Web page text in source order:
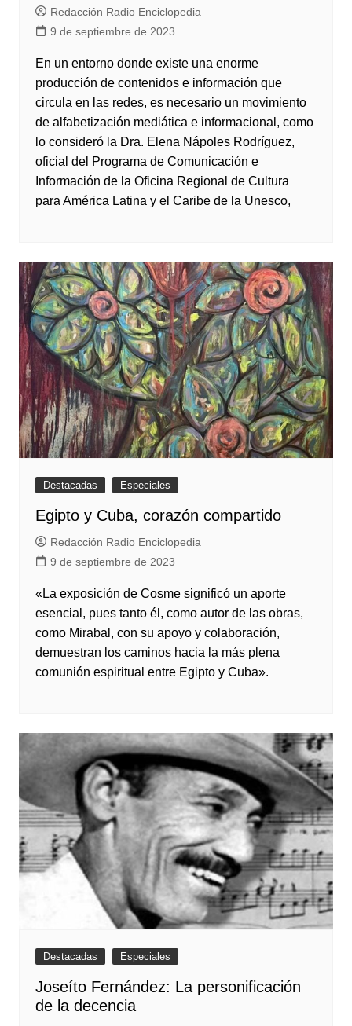
Redacción Radio Enciclopedia
9 de septiembre de 2023
En un entorno donde existe una enorme
producción de contenidos e información que
circula en las redes, es necesario un movimiento
de alfabetización mediática e informacional, como
lo consideró la Dra. Elena Nápoles Rodríguez,
oficial del Programa de Comunicación e
Información de la Oficina Regional de Cultura
para América Latina y el Caribe de la Unesco,
Destacadas Especiales
Egipto y Cuba, corazón compartido
Redacción Radio Enciclopedia
9 de septiembre de 2023
«La exposición de Cosme significó un aporte
esencial, pues tanto él, como autor de las obras,
como Mirabal, con su apoyo y colaboración,
demuestran los caminos hacia la más plena
comunión espiritual entre Egipto y Cuba».
Destacadas Especiales
Joseíto Fernández: La personificación
de la decencia